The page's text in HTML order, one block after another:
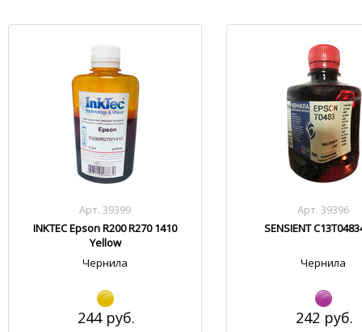
Арт. 39399
INKTEC Epson R200 R270 1410
Yellow
Чернила
244 руб.
Арт. 39396
SENSIENT
Чернила
242 руб.